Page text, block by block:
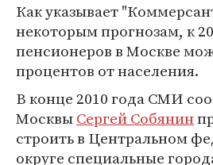
Как указывает
некоторым прогнозам, к
пенсионеров в Москве
процентов от населения.
В конце 2010 года СМИ
МосквыСергей Собянин
строить в Центральном
округе специальные